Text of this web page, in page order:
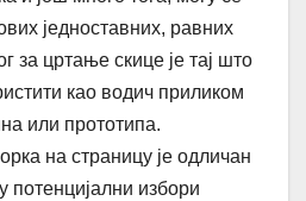
једноставних, равних
за цртање скице је тај што
као водич приликом
или прототипа.
на страницу је одличан
потенцијални избори